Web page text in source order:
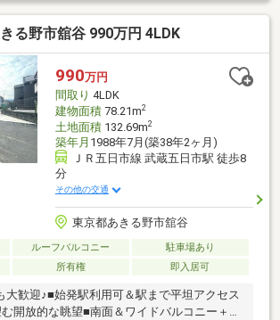
る野市舘谷 990万円 4LDK
990万円
間取り 4LDK
建物面積78.21m2
土地面積132.69m2
築年月 1988年7月(築38年2ヶ月)
ＪＲ五日市線 武蔵五日市駅 徒歩8
分
その他の交通
東京都あきる野市舘谷
ルーフバルコニー
駐車場あり
所有権 即入居可
大歓迎♪■始発駅利用可＆駅まで平坦アクセス
開放的な眺望■南面＆ワイドバルコニー＋ル